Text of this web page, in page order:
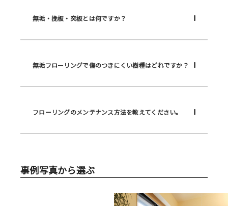
無垢・挽板・突板とは何ですか？
無垢フローリングで傷のつきにくい樹種はどれですか？
フローリングのメンテナンス方法を教えてください。
事例写真から選ぶ